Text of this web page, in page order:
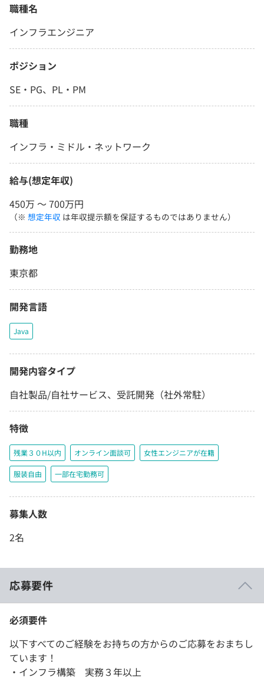
職種名
インフラエンジニア
ポジション
SE・PG、PL・PM
職種
インフラ・ミドル・ネットワーク
給与(想定年収)
450万 〜 700万円
（※ 想定年収 は年収提示額を保証するものではありません）
勤務地
東京都
開発言語
Java
開発内容タイプ
自社製品/自社サービス、受託開発（社外常駐）
特徴
残業３０H以内 オンライン面談可 女性エンジニアが在籍
服装自由 一部在宅勤務可
募集人数
2名
応募要件
必須要件
以下すべてのご経験をお持ちの方からのご応募をおまちし
ています！
・インフラ構築 実務３年以上